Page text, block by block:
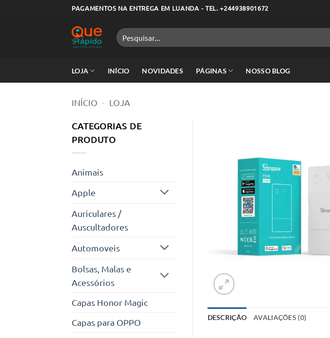
PAGAMENTOS NA ENTREGA EM LUANDA - TEL. +244938901672
Pesquisar
por:
LOJA INÍCIO NOVIDADES PÁGINAS NOSSO BLOG
INÍCIO - LOJA
CATEGORIAS DE
PRODUTO
Animais
Apple
Auriculares /
Auscultadores
Automoveis
Bolsas, Malas e
Acessórios
Capas Honor Magic
Capas para OPPO
DESCRIÇÃO AVALIAÇÕES (0)